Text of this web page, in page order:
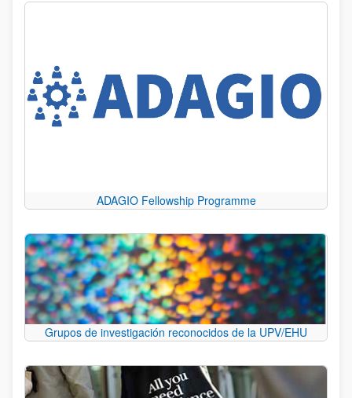
ADAGIO Fellowship Programme
Grupos de investigación reconocidos de la UPV/EHU